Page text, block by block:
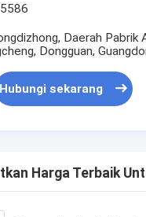
Daerah Pabrik
Dongguan,
Hubungi sekarang
Harga Terbaik